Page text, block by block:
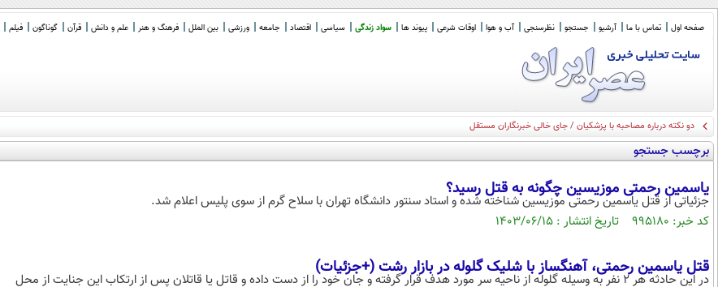
صفحه اول تماس با ما آرشیو جستجو نظرسنجی آب و هوا اوقات شرعی پیوند ها سواد زندگی سیاسی اقتصاد جامعه ورزشی بین الملل فرهنگ و هنر علم و دانش قرآن گوناگون فیلم
دو نکته درباره مصاحبه با پزشکیان / جای خالی خبرنگاران مستقل
برچسب جستجو
یاسمین رحمتی موزیسین چگونه به قتل رسید؟
جزئیاتی از قتل یاسمین رحمتی موزیسین شناخته شده و استاد سنتور دانشگاه تهران با سلاح گرم از سوی پلیس اعلام شد.
کد خبر: ۹۹۵۱۸۰ تاریخ انتشار : ۱۴۰۳/۰۶/۱۵
قتل یاسمین رحمتی، آهنگساز با شلیک گلوله در بازار رشت (+جزئیات)
در این حادثه هر ۲ نفر به وسیله گلوله از ناحیه سر مورد هدف قرار گرفته و جان خود را از دست داده‌ و قاتل یا قاتلان پس از ارتکاب این جنایت از محل